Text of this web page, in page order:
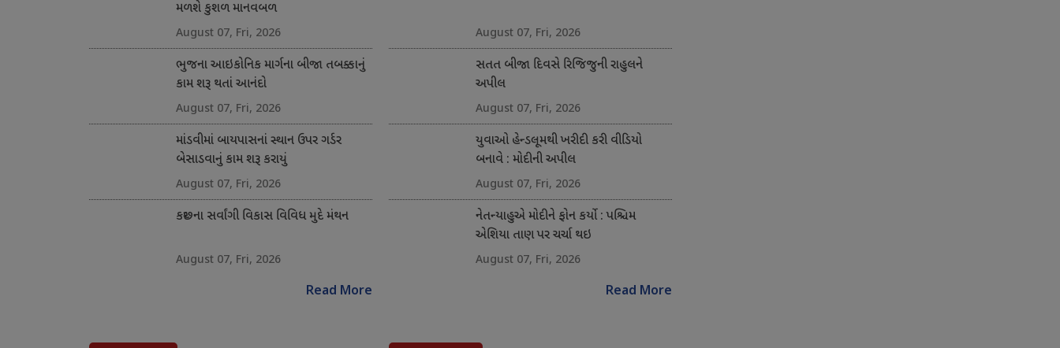
મળશે કુશળ માનવબળ
August 07, Fri, 2026
ભુજના આઇકોનિક માર્ગના બીજા તબક્કાનું
કામ શરૂ થતાં આનંદો
August 07, Fri, 2026
માંડવીમાં બાયપાસનાં સ્થાન ઉપર ગર્ડર
બેસાડવાનું કામ શરૂ કરાયું
August 07, Fri, 2026
કચ્છના સર્વાંગી વિકાસ વિવિધ મુદે મંથન
August 07, Fri, 2026
Read More
August 07, Fri, 2026
સતત બીજા દિવસે રિજિજુની રાહુલને
અપીલ
August 07, Fri, 2026
યુવાઓ હેન્ડલૂમથી ખરીદી કરી વીડિયો
બનાવે : મોદીની અપીલ
August 07, Fri, 2026
નેતન્યાહુએ મોદીને ફોન કર્યો : પશ્ચિમ
એશિયા તાણ પર ચર્ચા થઇ
August 07, Fri, 2026
Read More